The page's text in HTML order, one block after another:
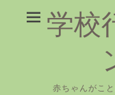
学校
赤ちゃんがこ